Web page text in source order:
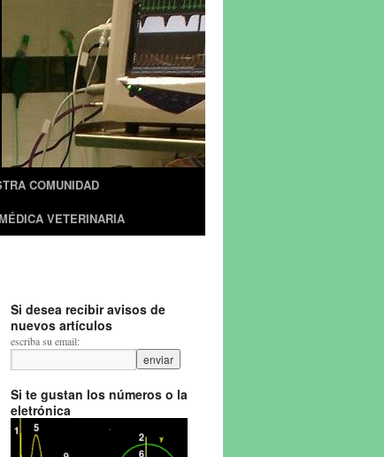
COMUNIDAD
VETERINARIA
Si desea recibir avisos de
nuevos artículos
escriba su email:
Si te gustan los números o la
eletrónica